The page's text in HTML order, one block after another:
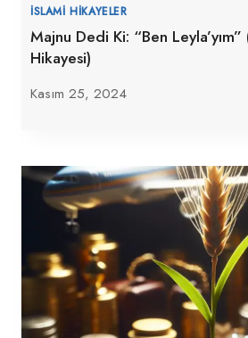
İSLAMI HIKAYELER
Majnu Dedi Ki: “Ben
Hikayesi)
Kasım 25, 2024